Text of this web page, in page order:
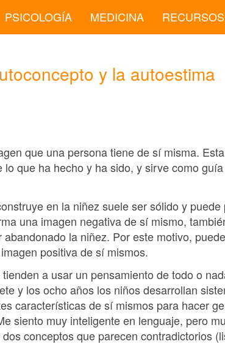
PSICOLOGÍA MEDICINA RECURSOS
y la autoestima
que una persona tiene de sí misma.
lo que ha hecho y ha sido, y sirve como
en la niñez suele ser sólido y
una imagen negativa de sí mismo,
la niñez. Por este motivo,
positiva de sí mismos.
a usar un pensamiento de todo o
y los ocho años los niños desarrollan
características de sí mismos para hacer
siento muy inteligente en lenguaje, pero
conceptos que parecen contradictorios